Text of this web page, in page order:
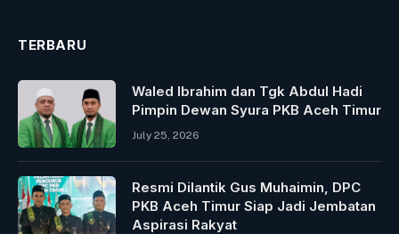
TERBARU
Waled Ibrahim dan Tgk Abdul Hadi
Pimpin Dewan Syura PKB Aceh Timur
July 25, 2026
Resmi Dilantik Gus Muhaimin, DPC
PKB Aceh Timur Siap Jadi Jembatan
Aspirasi Rakyat